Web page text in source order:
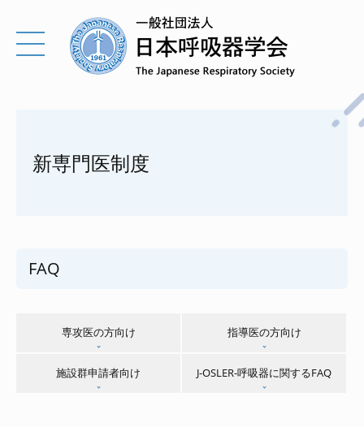
新専門医制度
FAQ
専攻医の方向け 指導医の方向け
施設群申請者向け J-OSLER-呼吸器に関するFAQ